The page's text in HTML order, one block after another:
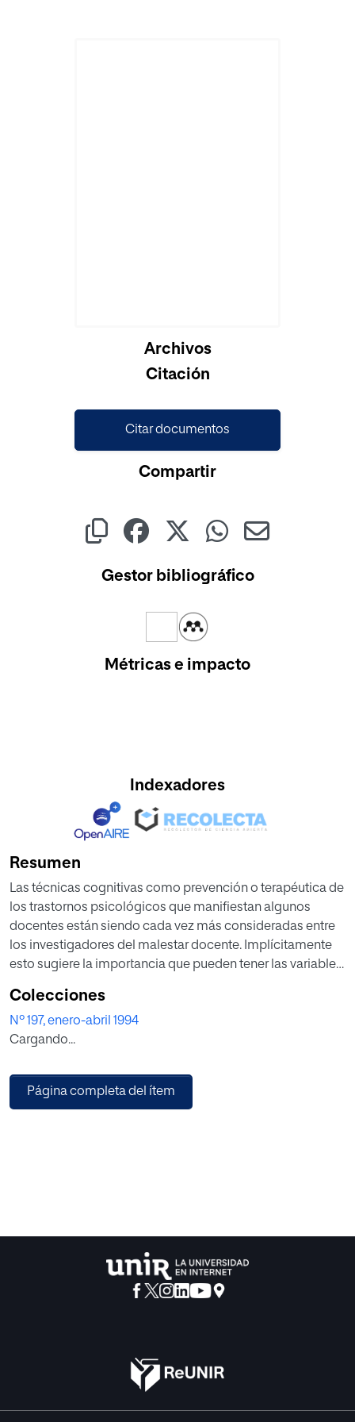
Archivos
Citación
Citar documentos
Compartir
Gestor bibliográfico
Métricas e impacto
Indexadores
Resumen
Las técnicas cognitivas como prevención o terapéutica de
los trastornos psicológicos que manifiestan algunos
docentes están siendo cada vez más consideradas entre
los investigadores del malestar docente. Implícitamente
esto sugiere la importancia que pueden tener las variables
algunos docentes sufren trastornos de estrés y depresión
mientras que otros, en condiciones ambientales similares,
no manifiestan estas alteraciones.
Sin duda tanto el estrés como la depresión entre los
docentes constituyen fenómenos de extraordinaria
Colecciones
Nº 197, enero-abril 1994
Cargando...
Página completa del ítem